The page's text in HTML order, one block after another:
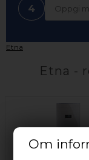
Om
4
Etna
Etna -